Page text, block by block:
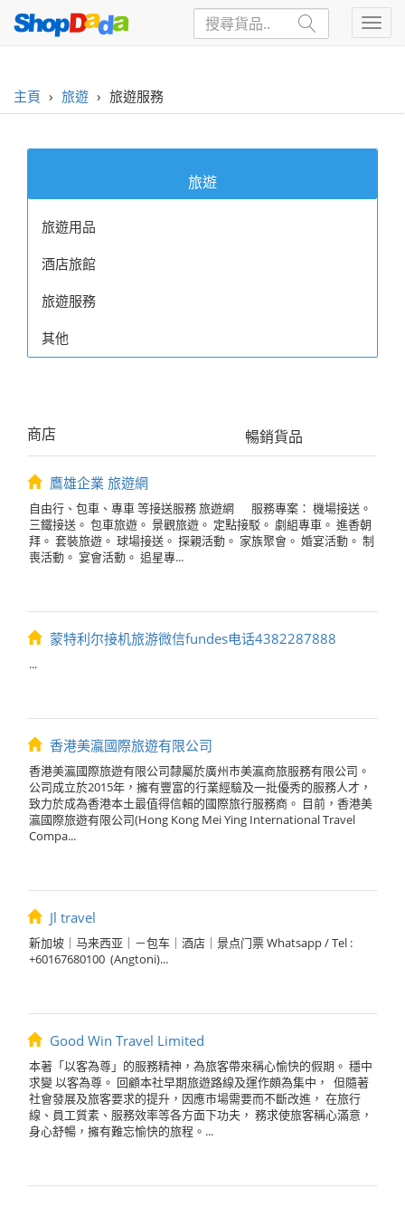
主頁 › 旅遊 › 旅遊服務
旅遊
旅遊用品
酒店旅館
旅遊服務
其他
商店 暢銷貨品
鷹雄企業 旅遊網
自由行、包車、專車 等接送服務 旅遊網 服務專案： 機場接送。
三鐵接送。 包車旅遊。 景觀旅遊。 定點接駁。 劇組專車。 進香朝
拜。 套裝旅遊。 球場接送。 探親活動。 家族聚會。 婚宴活動。 制
喪活動。 宴會活動。 追星專...
蒙特利尔接机旅游微信fundes电话4382287888
...
香港美瀛國際旅遊有限公司
香港美瀛國際旅遊有限公司隸屬於廣州市美瀛商旅服務有限公司。
公司成立於2015年，擁有豐富的行業經驗及一批優秀的服務人才，
致力於成為香港本土最值得信賴的國際旅行服務商。 目前，香港美
瀛國際旅遊有限公司(Hong Kong Mei Ying International Travel
Compa...
Jl travel
新加坡｜马来西亚｜－包车｜酒店｜景点门票 Whatsapp / Tel :
+60167680100 (Angtoni)...
Good Win Travel Limited
本著「以客為尊」的服務精神，為旅客帶來稱心愉快的假期。 穩中
求變 以客為尊。 回顧本社早期旅遊路線及運作頗為集中， 但隨著
社會發展及旅客要求的提升，因應市場需要而不斷改進， 在旅行
線、員工質素、服務效率等各方面下功夫， 務求使旅客稱心滿意，
身心舒暢，擁有難忘愉快的旅程。...